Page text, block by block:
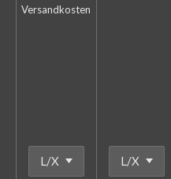
Versandkosten